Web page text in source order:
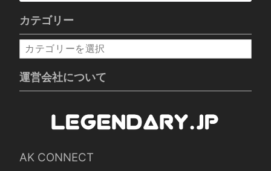
カテゴリー
カ
テ
ゴ
リ
運営会社について
AK CONNECT